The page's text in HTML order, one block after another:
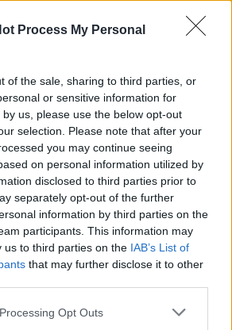
Process My Personal
of the sale, sharing to third parties, or
or sensitive information for
us, please use the below opt-out
selection. Please note that after your
you may continue seeing
on personal information utilized by
disclosed to third parties prior to
separately opt-out of the further
information by third parties on the
participants. This information may
us to third parties on the IAB’s List of
that may further disclose it to other
website/app uses one or more Google
Opt Outs
που αναρρώνουν από
Η vegan διατροφή
ακόμα και για ένα μήνα,
συνδέεται με
χαμηλότερη φλεγμονή
και επιβράδυνση της
γήρανσης
Όταν οι γονείς είναι
αγχωμένοι τα παιδιά
χρησιμοποιούν
περισσότερο τις οθόνες
[μελέτη]